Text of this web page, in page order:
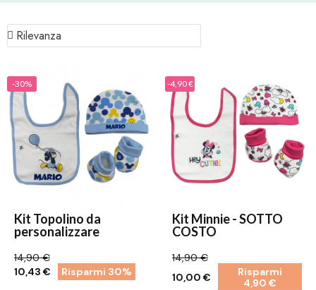
-30%
Kit Topolino da
personalizzare
14,90 €
10,43 €
Risparmi 30%
-4,90 €
Kit Minnie - SOTTO
COSTO
14,90 €
10,00 €
Risparmi
4,90 €